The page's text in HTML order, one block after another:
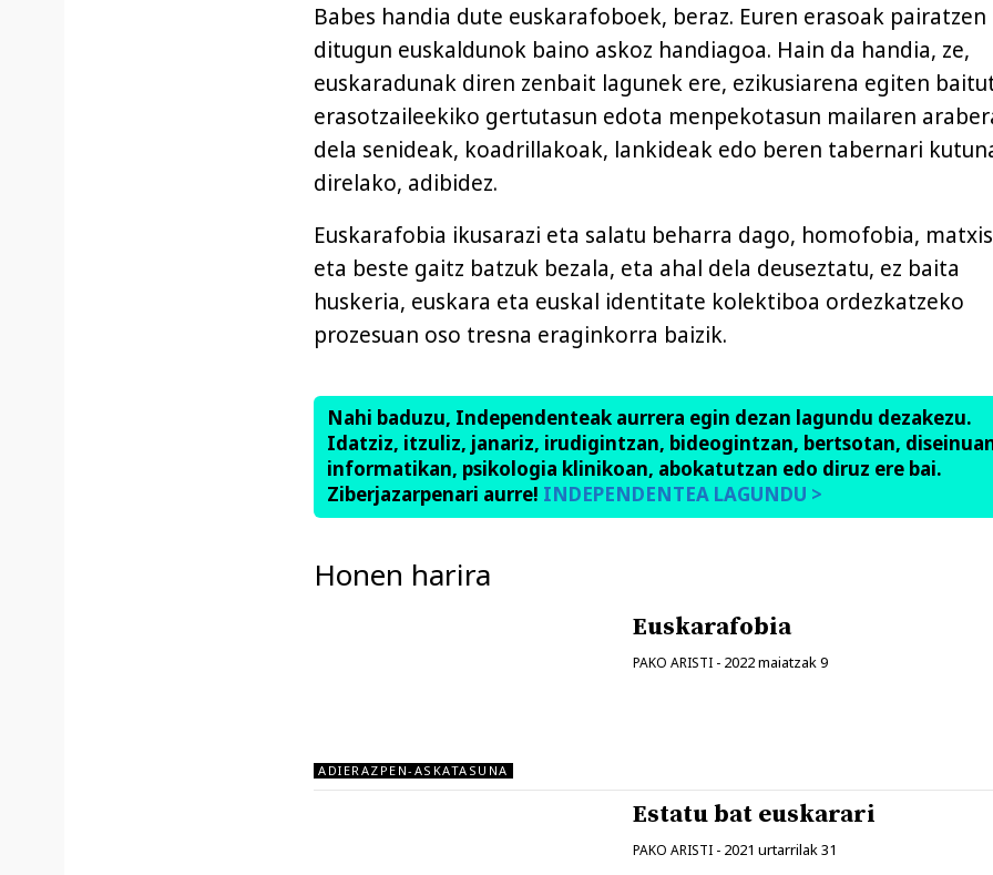
Babes handia dute euskarafoboek, beraz. Euren erasoak pairatzen
ditugun euskaldunok baino askoz handiagoa. Hain da handia, ze,
euskaradunak diren zenbait lagunek ere, ezikusiarena egiten
erasotzaileekiko gertutasun edota menpekotasun mailaren
dela senideak, koadrillakoak, lankideak edo beren tabernari
direlako, adibidez.
Euskarafobia ikusarazi eta salatu beharra dago, homofobia,
eta beste gaitz batzuk bezala, eta ahal dela deuseztatu, ez baita
huskeria, euskara eta euskal identitate kolektiboa ordezkatzeko
prozesuan oso tresna eraginkorra baizik.
Nahi baduzu, Independenteak aurrera egin dezan lagundu dezakezu.
Idatziz, itzuliz, janariz, irudigintzan, bideogintzan, bertsotan,
informatikan, psikologia klinikoan, abokatutzan edo diruz ere bai.
Ziberjazarpenari aurre! INDEPENDENTEA LAGUNDU >
Honen harira
ADIERAZPEN-ASKATASUNA
Euskarafobia
PAKO ARISTI - 2022 maiatzak 9
Estatu bat euskarari
PAKO ARISTI - 2021 urtarrilak 31